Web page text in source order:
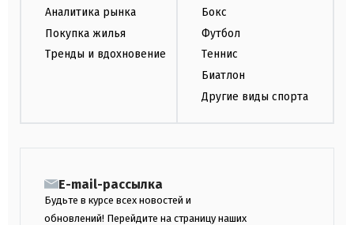
Аналитика рынка
Покупка жилья
Тренды и вдохновение
Бокс
Футбол
Теннис
Биатлон
Другие виды спорта
E-mail-рассылка
Будьте в курсе всех новостей и
обновлений! Перейдите на страницу наших